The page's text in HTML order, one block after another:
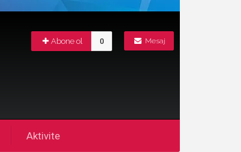
Mesaj
Abone ol 0
Aktivite